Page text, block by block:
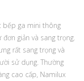
bếp ga mini thông
giản và sang trọng.
rất sang trọng và
sử dụng. Thường
cao cấp, Namilux